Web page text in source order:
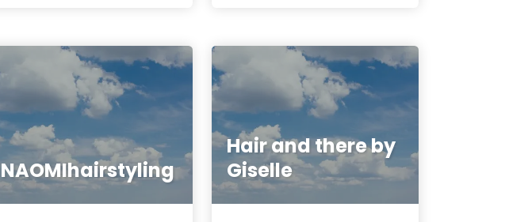
NAOMIhairstyling
Hair and there by
Giselle